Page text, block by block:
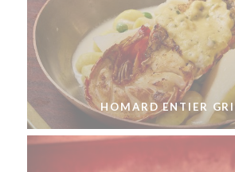
HOMARD ENTIER